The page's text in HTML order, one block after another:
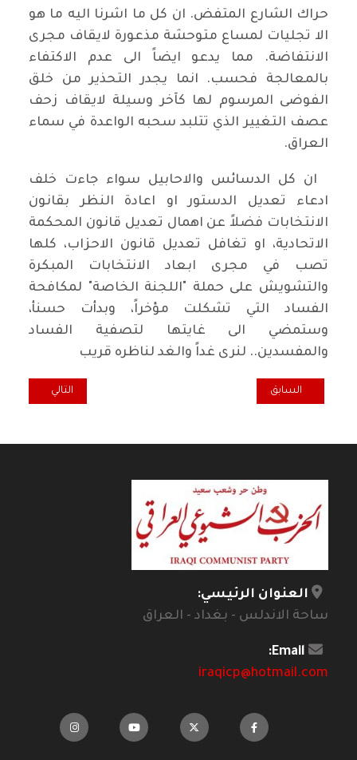
حراك الشارع المتفض. ان كل ما اشرنا اليه ما هو
الا تجليات لمساع متوحشة مذعورة لايقاف مجرى
الانتفاضة. مما يدعو ايضاً الى عدم الاكتفاء
بالمعالجة فحسب. انما يجدر التحذير من خلق
الفوضى المرسوم لها كآخر وسيلة لايقاف زحف
عصف التغيير الذي تتلبد سحبه الواعدة في سماء
العراق.
ان كل الدسائس والاحابيل سواء جاءت خلف
ادعاء تعديل الدستور او اعادة النظر بقانون
الانتخابات فضلاً عن اهمال تعديل قانون المحكمة
الاتحادية، او تغافل تعديل قانون الاحزاب، كلها
تصب في مجرى ابعاد الانتخابات المبكرة
والتشويش على حملة "اللجنة الخاصة" لمكافحة
الفساد التي تشكلت مؤخراً، وبدأت حسنأ،
وستمضي الى غايتها لتصفية الفساد
والمفسدين.. لنرى غداً والغد لناظره قريب
المقال السابق: في النقاش الدائر حول المحكمة الاتحادية العليا
السابق المقال
التالي
العنوان الرئيسي:
ساحة الاندلس - بغداد - العراق
Email:
iraqicp@hotmail.com